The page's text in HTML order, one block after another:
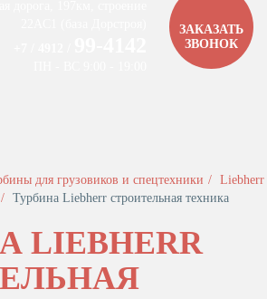
ЗАКАЗАТЬ
ЗВОНОК
для грузовиков и спецтехники
Liebherr
Турбина Liebherr строительная техника
LIEBHERR